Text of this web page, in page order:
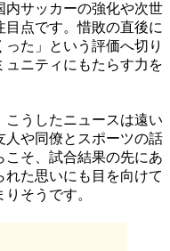
内サッカーの強化や次世
点です。惜敗の直後に
た」という評価へ切り
ュニティにもたらす力を
うしたニュースは遠い
人や同僚とスポーツの話
こそ、試合結果の先にあ
た思いにも目を向けて
そうです。